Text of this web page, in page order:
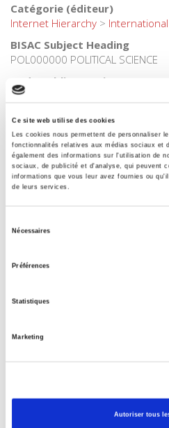
Ce site web utilise des cookies
Les cookies nous permettent de personnaliser
fonctionnalités relatives aux médias sociaux et
également des informations sur l'utilisation de
sociaux, de publicité et d'analyse, qui peuvent
informations que vous leur avez fournies ou
de leurs services.
Nécessaires
Préférences
Statistiques
Marketing
Autoriser tous
Catégorie (éditeur)
Internet Hierarchy > International
BISAC Subject Heading
POL000000 POLITICAL SCIENCE
Code publique Onix
06 Professionnel et académique
CLIL (Version 2013-2019 )
3283 SCIENCES POLITIQUES
Date de première
1984
Code Identifiant de
Classification thématique
Titres
La mutation climatique
Parents en quête de